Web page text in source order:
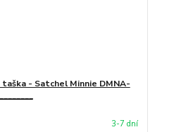
- Satchel Minnie DMNA-
3-7 dní